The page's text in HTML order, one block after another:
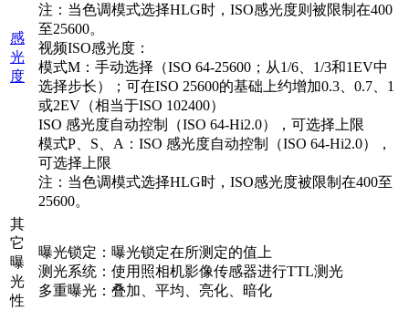
感
光
度
注：当色调模式选择HLG时，ISO感光度则被限制在400
至25600。
视频ISO感光度：
模式M：手动选择（ISO 64-25600；从1/6、1/3和1EV中
选择步长）；可在ISO 25600的基础上约增加0.3、0.7、1
或2EV（相当于ISO 102400）
ISO 感光度自动控制（ISO 64-Hi2.0），可选择上限
模式P、S、A：ISO 感光度自动控制（ISO 64-Hi2.0），
可选择上限
注：当色调模式选择HLG时，ISO感光度被限制在400至
25600。
其
它
曝
光
性
曝光锁定：曝光锁定在所测定的值上
测光系统：使用照相机影像传感器进行TTL测光
多重曝光：叠加、平均、亮化、暗化